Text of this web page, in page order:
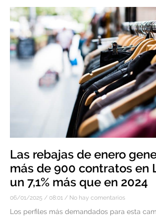
Las rebajas de enero
más de 900 contratos en
un 7,1% más que en 2024
06/01/2025 08:01 No hay comentarios
Los perfiles más demandados para esta